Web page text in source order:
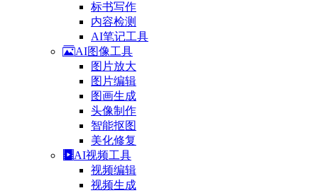
标书写作
内容检测
AI笔记工具
AI图像工具
图片放大
图片编辑
图画生成
头像制作
智能抠图
美化修复
AI视频工具
视频编辑
视频生成